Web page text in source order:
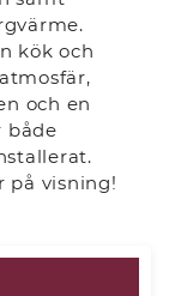
kök och
och en
både
på visning!